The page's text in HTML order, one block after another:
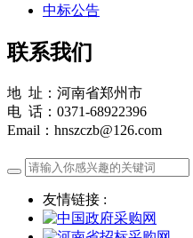
中标公告
联系我们
地 址：河南省郑州市
电 话：0371-68922396
Email：hnszczb@126.com
友情链接 :